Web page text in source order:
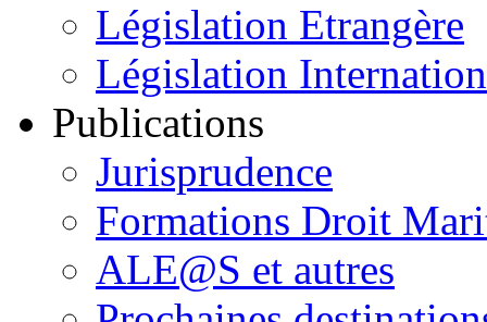
Législation Etrangère
Législation
Publications
Jurisprudence
Formations Droit
ALE@S et autres